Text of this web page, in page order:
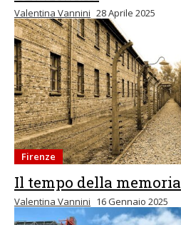
Valentina Vannini 28 Aprile 2025
Firenze
Il tempo della memoria
Valentina Vannini 16 Gennaio 2025